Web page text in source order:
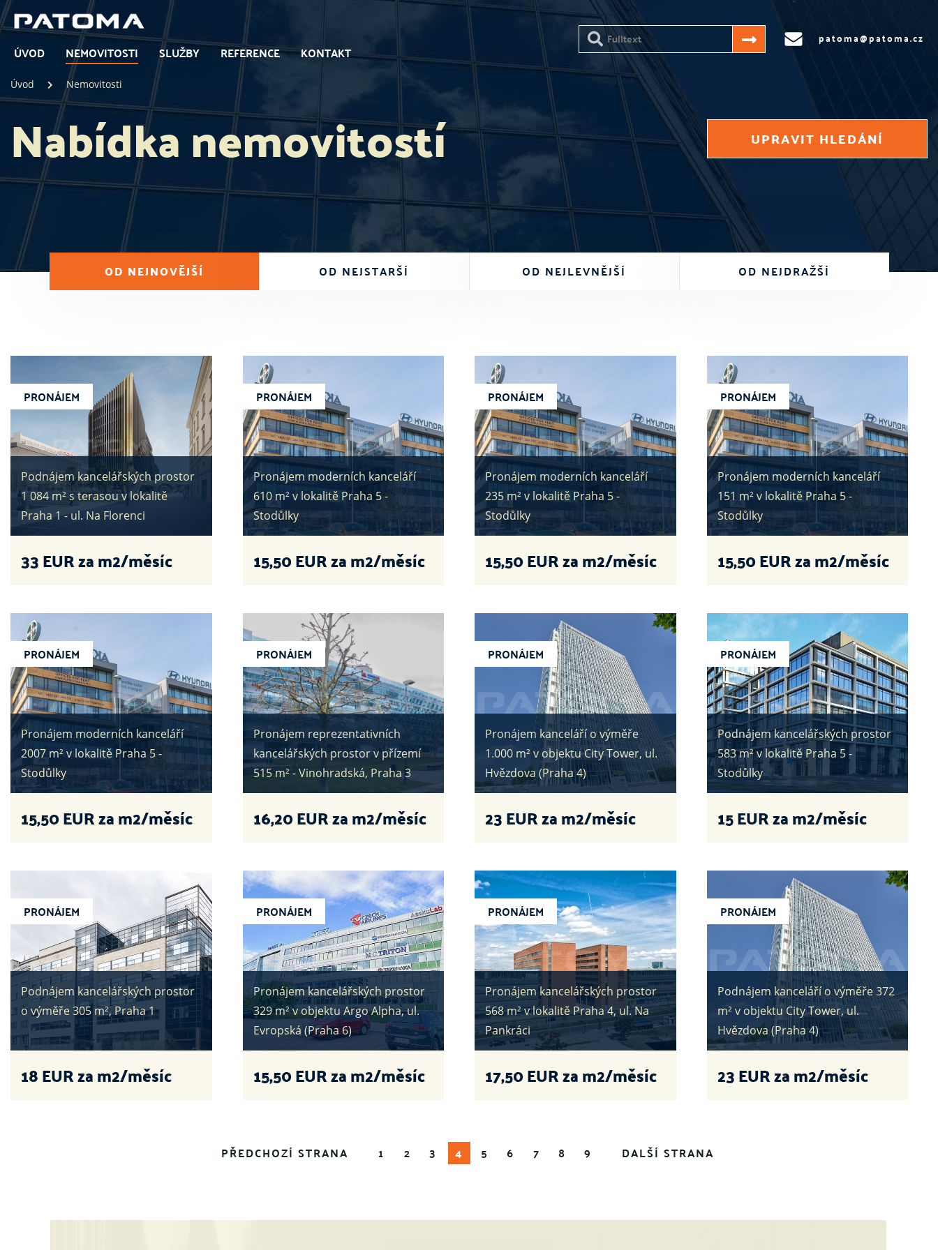
ÚVOD NEMOVITOSTI SLUŽBY REFERENCE KONTAKT
patoma@patoma.cz
Úvod Nemovitosti
Nabídka nemovitostí UPRAVIT HLEDÁNÍ
OD NEJNOVĚJŠÍ OD NEJSTARŠÍ OD NEJLEVNĚJŠÍ OD NEJDRAŽŠÍ
Podnájem kancelářských prostor
1 084 m² s terasou v lokalitě
Praha 1 - ul. Na Florenci
PRONÁJEM
33EUR za m2/měsíc
Pronájem moderních kanceláří
610 m² v lokalitě Praha 5 -
Stodůlky
PRONÁJEM
15,50EUR za m2/měsíc
Pronájem moderních kanceláří
235 m² v lokalitě Praha 5 -
Stodůlky
PRONÁJEM
15,50EUR za m2/měsíc
Pronájem moderních kanceláří
151 m² v lokalitě Praha 5 -
Stodůlky
PRONÁJEM
15,50EUR za m2/měsíc
Pronájem moderních kanceláří
2007 m² v lokalitě Praha 5 -
Stodůlky
PRONÁJEM
15,50EUR za m2/měsíc
Pronájem reprezentativních
kancelářských prostor v přízemí
515 m² - Vinohradská, Praha 3
PRONÁJEM
16,20EUR za m2/měsíc
Pronájem kanceláří o výměře
1.000 m² v objektu City Tower, ul.
Hvězdova (Praha 4)
PRONÁJEM
23EUR za m2/měsíc
Podnájem kancelářských prostor
583 m² v lokalitě Praha 5 -
Stodůlky
PRONÁJEM
15EUR za m2/měsíc
Podnájem kancelářských prostor
o výměře 305 m², Praha 1
PRONÁJEM
18EUR za m2/měsíc
Pronájem kancelářských prostor
329 m² v objektu Argo Alpha, ul.
Evropská (Praha 6)
PRONÁJEM
15,50EUR za m2/měsíc
Pronájem kancelářských prostor
568 m² v lokalitě Praha 4, ul. Na
Pankráci
PRONÁJEM
17,50EUR za m2/měsíc
Podnájem kanceláří o výměře 372
m² v objektu City Tower, ul.
Hvězdova (Praha 4)
PRONÁJEM
23EUR za m2/měsíc
PŘEDCHOZÍ STRANA 1 2 3 4 5 6 7 8 9 DALŠÍ STRANA